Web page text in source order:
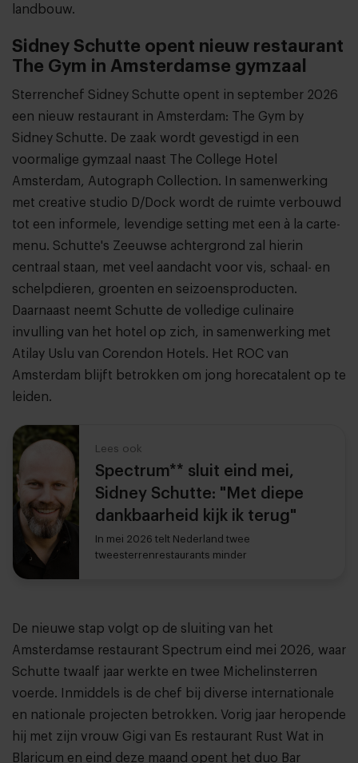
landbouw.
Sidney Schutte opent nieuw restaurant
The Gym in Amsterdamse gymzaal
Sterrenchef Sidney Schutte opent in september 2026
een nieuw restaurant in Amsterdam: The Gym by
Sidney Schutte. De zaak wordt gevestigd in een
voormalige gymzaal naast The College Hotel
Amsterdam, Autograph Collection. In samenwerking
met creative studio D/Dock wordt de ruimte verbouwd
tot een informele, levendige setting met een à la carte-
menu. Schutte's Zeeuwse achtergrond zal hierin
centraal staan, met veel aandacht voor vis, schaal- en
schelpdieren, groenten en seizoensproducten.
Daarnaast neemt Schutte de volledige culinaire
invulling van het hotel op zich, in samenwerking met
Atilay Uslu van Corendon Hotels. Het ROC van
Amsterdam blijft betrokken om jong horecatalent op te
leiden.
Lees ook
Spectrum** sluit eind mei,
Sidney Schutte: "Met diepe
dankbaarheid kijk ik terug"
In mei 2026 telt Nederland twee
tweesterrenrestaurants minder
De nieuwe stap volgt op de sluiting van het
Amsterdamse restaurant Spectrum eind mei 2026, waar
Schutte twaalf jaar werkte en twee Michelinsterren
voerde. Inmiddels is de chef bij diverse internationale
en nationale projecten betrokken. Vorig jaar heropende
hij met zijn vrouw Gigi van Es restaurant Rust Wat in
Blaricum en eind deze maand opent het duo Bar